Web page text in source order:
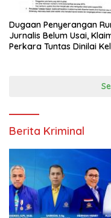
Dugaan Penyerangan
Jurnalis Belum Usai,
Perkara Tuntas Dinilai
Berita Kriminal